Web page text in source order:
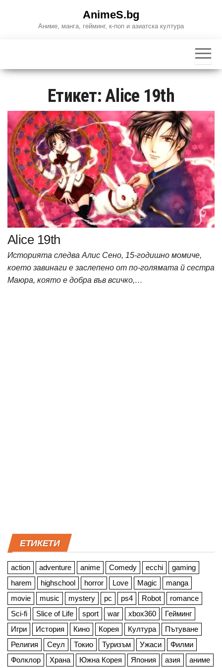
AnimeS.bg
Аниме, манга, гейминг, к-поп и азиатска култура
Етикет:Alice 19th
Alice 19th
Историята следва Алис Сено, 15-годишно момиче,
което завинаги е заслепено от по-голямата й сестра
Маюра, която е добра във всичко,…
ЕТИКЕТИ
action adventure anime Comedy ecchi
gaming
harem
highschool horror Love Magic
manga
movie
music mystery pc ps4 Robot
romance
Sci-fi
Slice of Life sport war xbox360
Гейминг
Игри
История Кино Корея Култура
Пътуване
Религия
Сеул Токио Туризъм Ужаси
Филми
Фолклор
Храна Южна Корея Япония азия аниме